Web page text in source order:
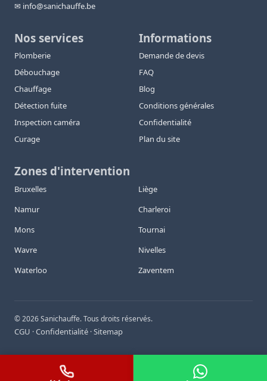
✉ info@sanichauffe.be
Nos services
Plomberie
Débouchage
Chauffage
Détection fuite
Inspection caméra
Curage
Informations
Demande de devis
FAQ
Blog
Conditions générales
Confidentialité
Plan du site
Zones d'intervention
Bruxelles
Liège
Namur
Charleroi
Mons
Tournai
Wavre
Nivelles
Waterloo
Zaventem
©2026Sanichauffe. Tous droits réservés.
CGU ·Confidentialité ·Sitemap